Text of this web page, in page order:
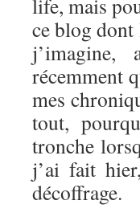
life, mais
ce blog
j’imagine,
récemment
mes
tout,
tronche
j’ai fait
décoffrage.